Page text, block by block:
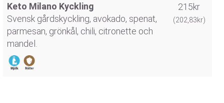
Keto Milano Kyckling
Svensk gårdskyckling, avokado, spenat,
parmesan, grönkål, chili, citronette och
mandel.
215kr
(202,83kr)